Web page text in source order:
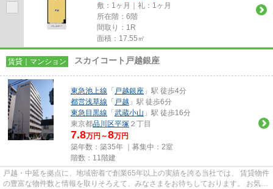
敷：1ヶ月｜礼：1ヶ月
所在階：6階
間取り：1R
面積：17.55㎡
賃貸｜マンション スカイコート戸越銀座
東急池上線 「 戸越銀座 」駅 徒歩4分
都営浅草線 「 戸越 」駅 徒歩6分
東急目黒線 「 武蔵小山 」駅 徒歩16分
東京都品川区平塚 ２丁目
7.8万円～8万円
築年数：築35年 ｜募集中： 2室
階数：11階建
戸越・中延を拠点に、地域密着で創業65年以上の実績を誇る当社では、 賃貸物件
の豊富な物件数と情報を取りそろえて、みなさまをお待ちしております。 お気軽